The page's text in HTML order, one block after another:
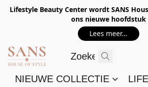
Lifestyle Beauty Center wordt SANS
ons nieuwe hoofdstuk
Lees meer…
NIEUWE COLLECTIE